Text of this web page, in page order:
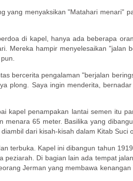
menyaksikan "Matahari menari"
di kapel, hanya ada beberapa
Mereka hampir menyelesaikan "jalan
bercerita pengalaman "berjalan
plong. Saya ingin menderita,
kapel penampakan lantai semen itu
65 meter. Basilika yang
dari kisah-kisah dalam Kitab Suci
terbuka. Kapel ini dibangun tahun
Di bagian lain ada tempat
Jerman yang membawa